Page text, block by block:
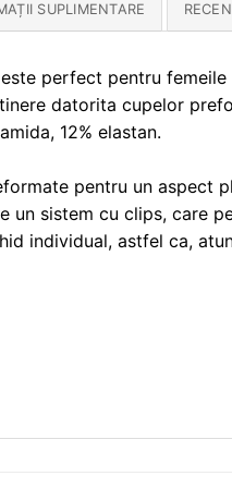
SUPLIMENTARE
perfect pentru
datorita cupelor
12% elastan.
pentru un aspect
un sistem cu clips, care
individual, astfel ca,